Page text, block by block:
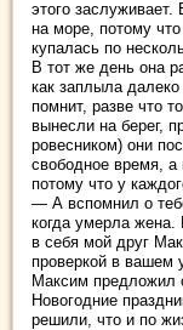
этого
на море, потому
купалась по
В тот же день она
как заплыла
помнит, разве что
вынесли на берег,
ровесником) они
свободное время, а
потому что у
— А вспомнил о
когда умерла жена.
в себя мой друг
проверкой в вашем
Максим предложил
Новогодние
решили, что и по